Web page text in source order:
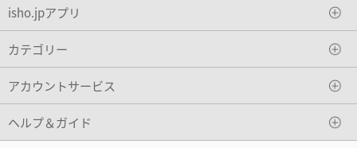
isho.jpアプリ
カテゴリー
アカウントサービス
ヘルプ＆ガイド